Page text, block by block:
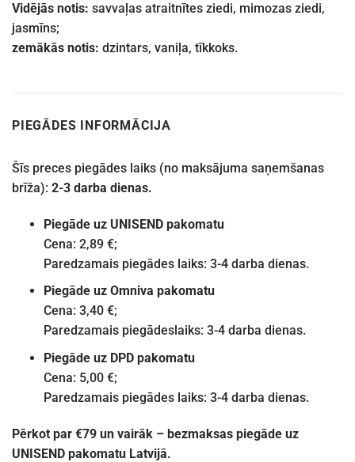
Vidējās notis: savvaļas atraitnītes ziedi, mimozas ziedi,
jasmīns;
zemākās notis: dzintars, vaniļa, tīkkoks.
PIEGĀDES INFORMĀCIJA
Šīs preces piegādes laiks (no maksājuma saņemšanas
brīža): 2-3 darba dienas.
Piegāde uz UNISEND pakomatu
Cena: 2,89 €;
Paredzamais piegādes laiks: 3-4 darba dienas.
Piegāde uz Omniva pakomatu
Cena: 3,40 €;
Paredzamais piegādeslaiks: 3-4 darba dienas.
Piegāde uz DPD pakomatu
Cena: 5,00 €;
Paredzamais piegādes laiks: 3-4 darba dienas.
Pērkot par €79 un vairāk – bezmaksas piegāde uz
UNISEND pakomatu Latvijā.